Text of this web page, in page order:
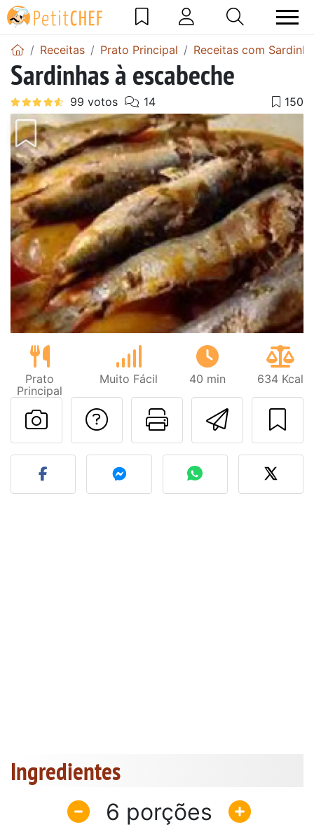
Receitas Prato Principal Receitas com Sardinha
Sardinhas à escabeche
Prato
Principal
Muito Fácil 40 min 634 Kcal
Imprima
Falar com o autor
Fez esta receita?
Ingredientes
6